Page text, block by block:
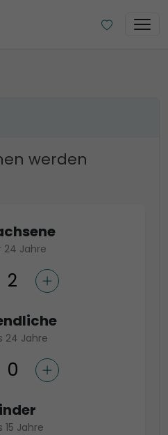
werden
24 Jahre
24 Jahre
15 Jahre